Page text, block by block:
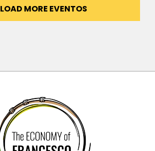
LOAD MORE EVENTOS